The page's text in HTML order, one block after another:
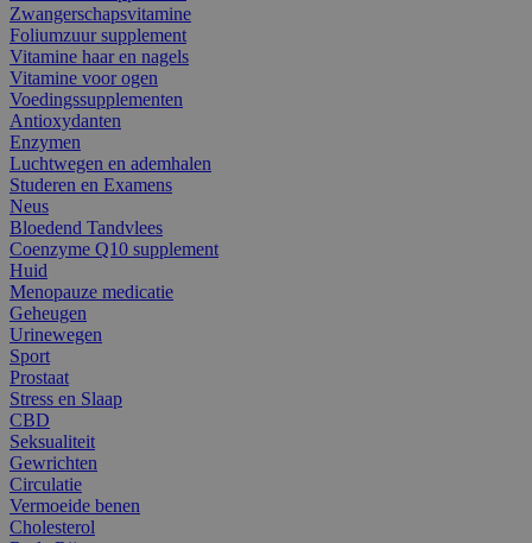
Zwangerschapsvitamine
Foliumzuur supplement
Vitamine haar en nagels
Vitamine voor ogen
Voedingssupplementen
Antioxydanten
Enzymen
Luchtwegen en ademhalen
Studeren en Examens
Neus
Bloedend Tandvlees
Coenzyme Q10 supplement
Huid
Menopauze medicatie
Geheugen
Urinewegen
Sport
Prostaat
Stress en Slaap
CBD
Seksualiteit
Gewrichten
Circulatie
Vermoeide benen
Cholesterol